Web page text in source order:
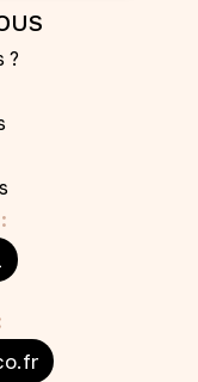
?